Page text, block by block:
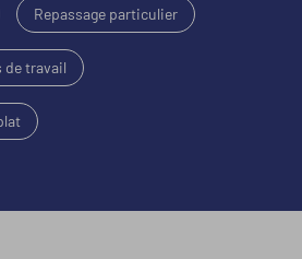
Repassage particulier
de travail